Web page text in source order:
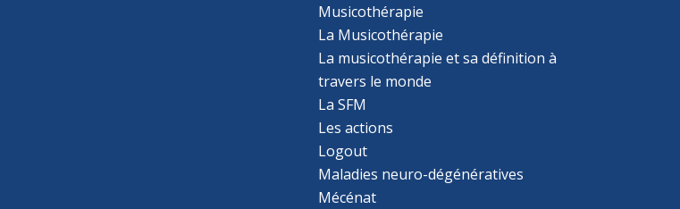
Musicothérapie
La Musicothérapie
La musicothérapie et sa définition à
travers le monde
La SFM
Les actions
Logout
Maladies neuro-dégénératives
Mécénat